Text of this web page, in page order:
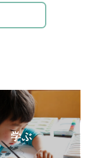
『強烈なオヤジが
人の息子を京都大
（時事通信
ちと楽しむ 知れ
の人気番組『チコ
、日本語のエキス
信社）が好評発売
金教育・キャリア
。2018年までに11
学ぶ